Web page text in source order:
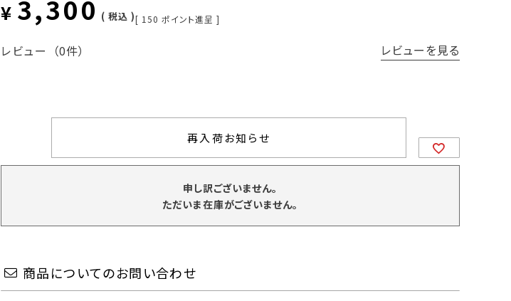
¥ 3,300 税込 [ 150 ポイント進呈 ]
レビュー （0件） レビューを見る
再入荷お知らせ
申し訳ございません。
ただいま在庫がございません。
商品についてのお問い合わせ